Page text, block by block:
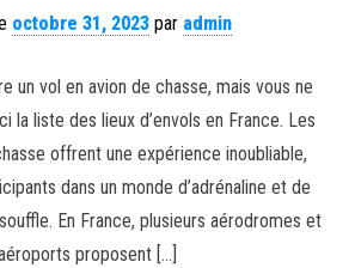
octobre 31, 2023 par admin
un vol en avion de chasse, mais vous ne
la liste des lieux d’envols en France. Les
offrent une expérience inoubliable,
dans un monde d’adrénaline et de
En France, plusieurs aérodromes et
proposent […]